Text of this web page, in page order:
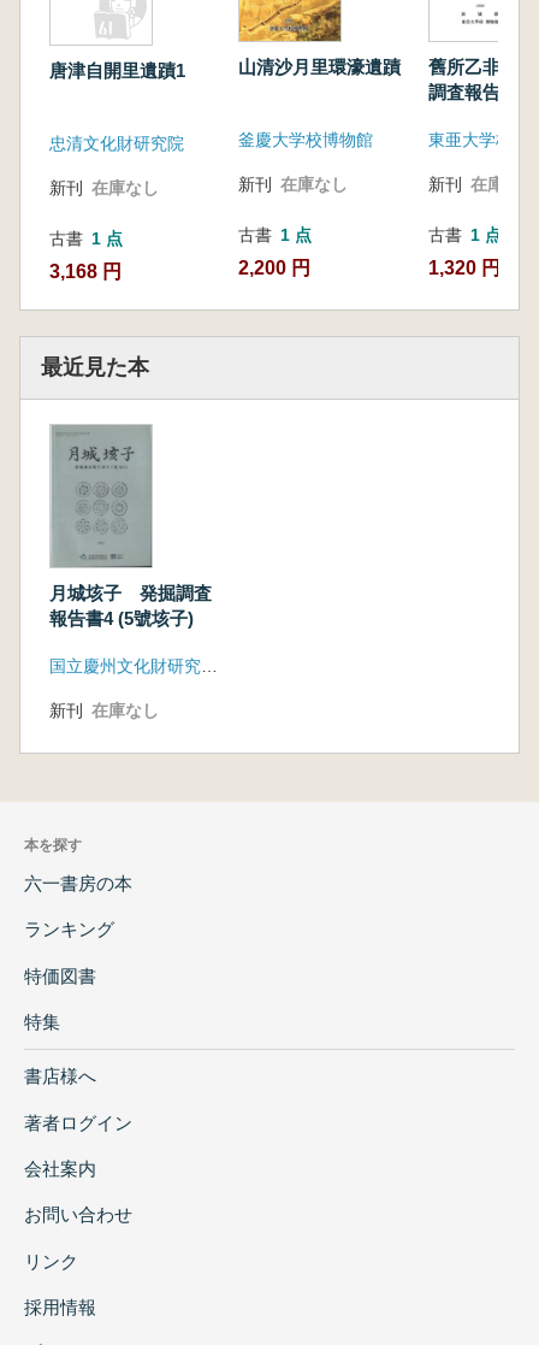
唐津自開里遺蹟1
忠清文化財研究院
新刊 在庫なし
古書 1 点
3,168 円
山清沙月里環濠遺蹟
釜慶大学校博物館
新刊 在庫なし
古書 1 点
2,200 円
舊所乙非浦
調査報告書
新刊 在庫なし
古書 1 点
1,320 円
最近見た本
月城垓子 発掘調査
報告書4 (5號垓子)
新刊 在庫なし
本を探す
六一書房の本
ランキング
特価図書
特集
書店様へ
著者ログイン
会社案内
お問い合わせ
リンク
採用情報